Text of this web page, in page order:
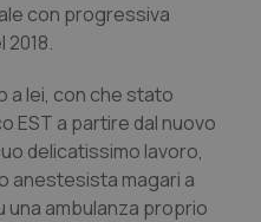
con progressiva
a lei, con che stato
EST a partire dal nuovo
delicatissimo lavoro,
anestesista magari a
una ambulanza proprio